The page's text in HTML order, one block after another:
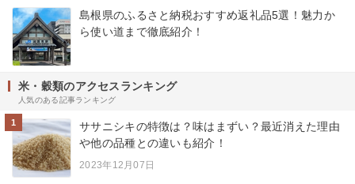
島根県のふるさと納税おすすめ返礼品5選！魅力か
ら使い道まで徹底紹介！
米・穀類のアクセスランキング
人気のある記事ランキング
1
ササニシキの特徴は？味はまずい？最近消えた理由
や他の品種との違いも紹介！
2023年12月07日